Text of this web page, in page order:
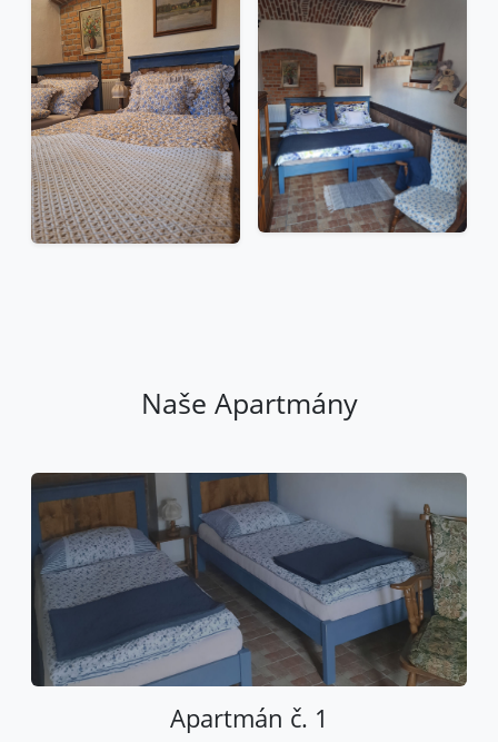
Naše Apartmány
Apartmán č. 1